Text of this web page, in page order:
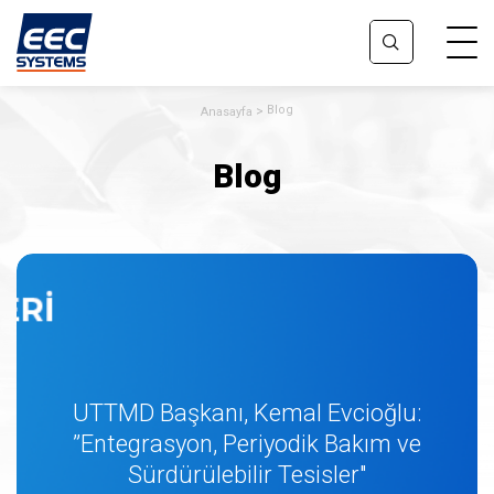
Anasayfa Blog
Blog
UTTMD Başkanı, Kemal Evcioğlu:
Tesis Teknik Müdürlerin Önceliği
“Can Güvenliği”